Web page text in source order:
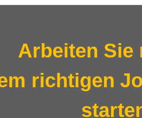
Arbeiten Sie
richtigen